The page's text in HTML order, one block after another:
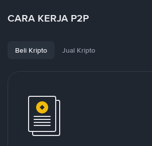
CARA KERJA P2P
Beli Kripto Jual Kripto